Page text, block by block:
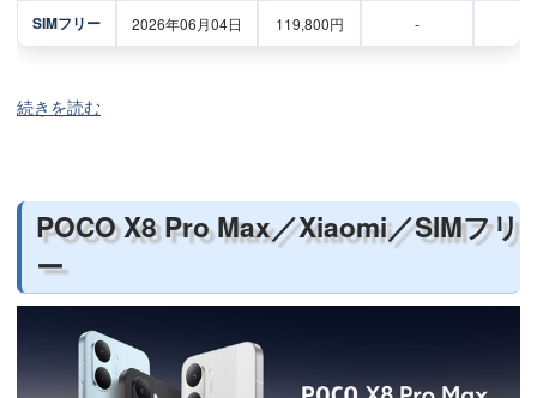
SIMフリー 2026年06月04日 119,800円 -
続きを読む
POCO X8 Pro Max／Xiaomi／SIMフリ
ー